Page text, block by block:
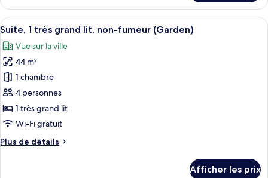
lits,
non-
fumeur
Chambre
exécutive,
Plusieurs
non-
fumeur
Afficher
toutes
les
photos
pour
ce
type
de
chambre :
Suite,
Une chambre d’hôtel avec un
5
Suite, 1 très grand lit, non-fumeur (Garden)
Vue sur la ville
44 m²
1 chambre
4 personnes
1 très grand lit
Wi-Fi gratuit
Plus de détails
Plus
Afficher les prix